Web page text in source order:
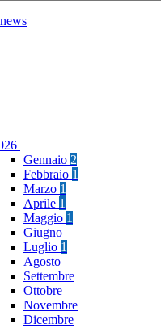
Gennaio 2
Febbraio 1
Marzo 1
Aprile 1
Maggio 1
Giugno
Luglio 1
Agosto
Settembre
Ottobre
Novembre
Dicembre